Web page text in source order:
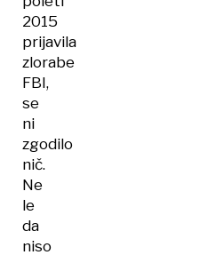
2015
prijavila
zlorabe
FBI,
se
ni
zgodilo
nič.
Ne
le
da
niso